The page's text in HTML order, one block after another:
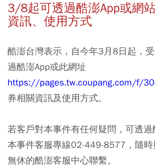
3/8起可透過酷澎App或網
資訊、使用方式
酷澎台灣表示，自今年3月8日起，
過酷澎App或此網址
https://pages.tw.coupang.com/f/
券相關資訊及使用方式。
若客戶對本事件有任何疑問，可透
本事件客服專線02-449-8577，隨
無休的酷澎客服中心聯繫。